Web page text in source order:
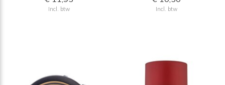
Incl. btw Incl. btw